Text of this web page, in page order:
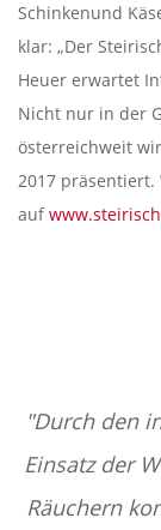
Schinkenund
klar: „Der
Heuer erwartet
Nicht nur in der
österreichweit
2017
auf
"Durch den
Einsatz der
Räuchern